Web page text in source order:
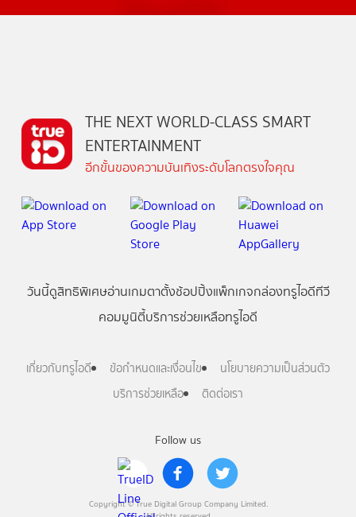
Follow us
Copyright © True Digital Group Company Limited.
THE NEXT WORLD-CLASS SMART
ENTERTAINMENT
อีกขั้นของความบันเทิงระดับโลกตรงใจคุณ
วันนี้ดูสิทธิพิเศษอ่านเกมตาตั้งช้อปปิ้งแพ็กเกจกล่องทรูไอดีทีวี
คอมมูนิตี้บริการช่วยเหลือทรูไอดี
เกี่ยวกับทรูไอดี ข้อกำหนดและเงื่อนไข
นโยบายความเป็นส่วนตัว
บริการช่วยเหลือ
ติดต่อเรา